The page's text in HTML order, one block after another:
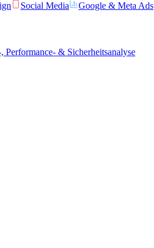
Social Media Google & Meta Ads
Performance- & Sicherheitsanalyse